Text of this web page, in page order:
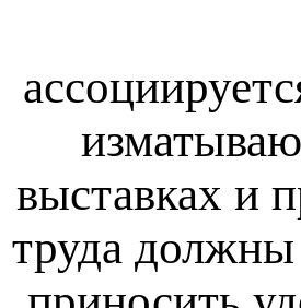
выставках и
труда